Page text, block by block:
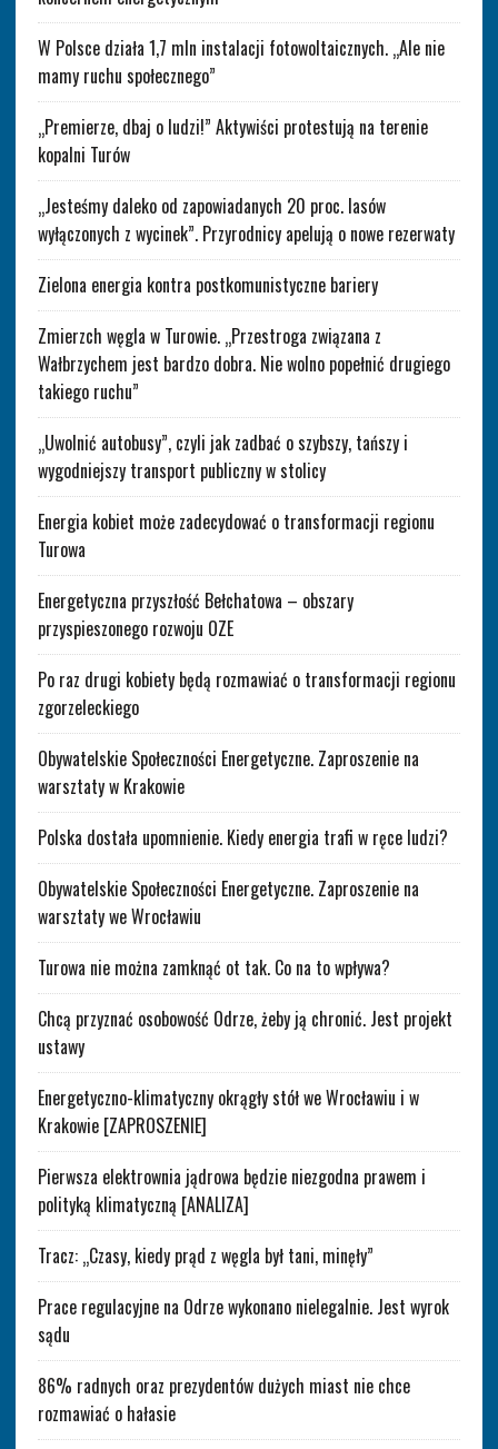
W Polsce działa 1,7 mln instalacji fotowoltaicznych. „Ale nie
mamy ruchu społecznego”
„Premierze, dbaj o ludzi!” Aktywiści protestują na terenie
kopalni Turów
„Jesteśmy daleko od zapowiadanych 20 proc. lasów
wyłączonych z wycinek”. Przyrodnicy apelują o nowe rezerwaty
Zielona energia kontra postkomunistyczne bariery
Zmierzch węgla w Turowie. „Przestroga związana z
Wałbrzychem jest bardzo dobra. Nie wolno popełnić drugiego
takiego ruchu”
„Uwolnić autobusy”, czyli jak zadbać o szybszy, tańszy i
wygodniejszy transport publiczny w stolicy
Energia kobiet może zadecydować o transformacji regionu
Turowa
Energetyczna przyszłość Bełchatowa – obszary
przyspieszonego rozwoju OZE
Po raz drugi kobiety będą rozmawiać o transformacji regionu
zgorzeleckiego
Obywatelskie Społeczności Energetyczne. Zaproszenie na
warsztaty w Krakowie
Polska dostała upomnienie. Kiedy energia trafi w ręce ludzi?
Obywatelskie Społeczności Energetyczne. Zaproszenie na
warsztaty we Wrocławiu
Turowa nie można zamknąć ot tak. Co na to wpływa?
Chcą przyznać osobowość Odrze, żeby ją chronić. Jest projekt
ustawy
Energetyczno-klimatyczny okrągły stół we Wrocławiu i w
Krakowie [ZAPROSZENIE]
Pierwsza elektrownia jądrowa będzie niezgodna prawem i
polityką klimatyczną [ANALIZA]
Tracz: „Czasy, kiedy prąd z węgla był tani, minęły”
Prace regulacyjne na Odrze wykonano nielegalnie. Jest wyrok
sądu
86% radnych oraz prezydentów dużych miast nie chce
rozmawiać o hałasie